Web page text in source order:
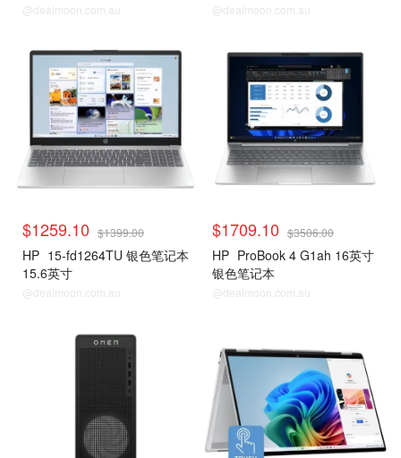
@dealmoon.com.au @dealmoon.com.au
$1259.10 $1399.00
HP 15-fd1264TU 银色笔记本
15.6英寸
@dealmoon.com.au
$1709.10 $3506.00
HP ProBook 4 G1ah 16英寸
银色笔记本
@dealmoon.com.au